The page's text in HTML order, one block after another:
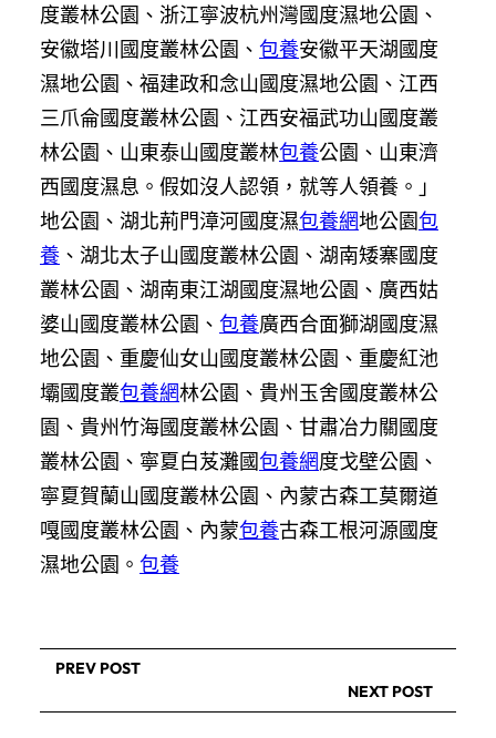
度叢林公園、浙江寧波杭州灣國度濕地公園、
安徽塔川國度叢林公園、 包養安徽平天湖國度
濕地公園、福建政和念山國度濕地公園、江西
三爪侖國度叢林公園、江西安福武功山國度叢
林公園、山東泰山國度叢林包養公園、山東濟
西國度濕息。假如沒人認領，就等人領養。」
地公園、湖北荊門漳河國度濕包養網地公園包
養 、湖北太子山國度叢林公園、湖南矮寨國度
叢林公園、湖南東江湖國度濕地公園、廣西姑
婆山國度叢林公園、 包養廣西合面獅湖國度濕
地公園、重慶仙女山國度叢林公園、重慶紅池
壩國度叢包養網林公園、貴州玉舍國度叢林公
園、貴州竹海國度叢林公園、甘肅冶力關國度
叢林公園、寧夏白芨灘國包養網度戈壁公園、
寧夏賀蘭山國度叢林公園、內蒙古森工莫爾道
嘎國度叢林公園、內蒙包養古森工根河源國度
濕地公園。 包養
PREV POST
NEXT POST